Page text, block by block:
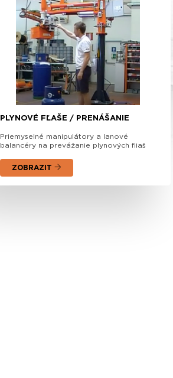
PLYNOVÉ FĽAŠE / PRENÁŠANIE
Priemyselné manipulátory a lanové
balancéry na prevážanie plynových fliaš
ZOBRAZIT